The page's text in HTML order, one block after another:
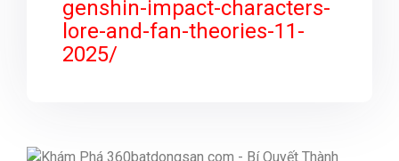
genshin-impact-characters-
lore-and-fan-theories-11-
2025/